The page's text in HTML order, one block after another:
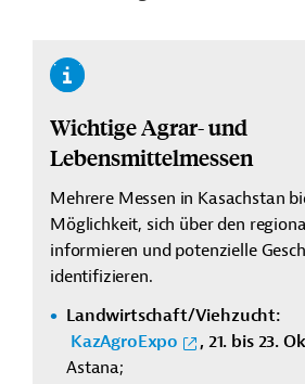
Wichtige Agrar- und
Lebensmittelmessen
Mehrere Messen in Kasachstan
Möglichkeit, sich über den
informieren und potenzielle
identifizieren.
Landwirtschaft/Viehzucht:
KazAgroExpo
, 21. bis 23.
Astana;